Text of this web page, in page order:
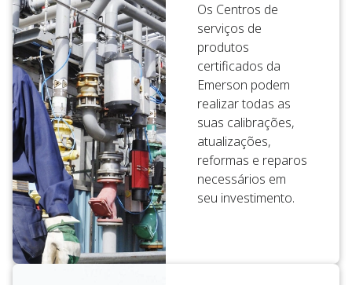
Os Centros de
serviços de
produtos
certificados da
Emerson podem
realizar todas as
suas calibrações,
atualizações,
reformas e reparos
necessários em
seu investimento.